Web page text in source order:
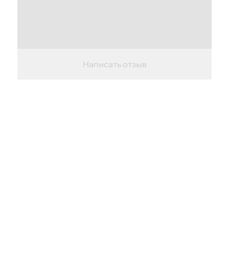
Написать отзыв